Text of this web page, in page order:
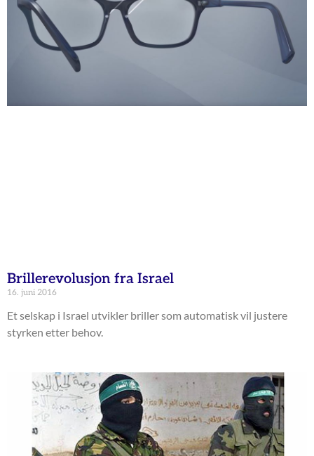
Brillerevolusjon fra Israel
16. juni 2016
Et selskap i Israel utvikler briller som automatisk vil justere
styrken etter behov.